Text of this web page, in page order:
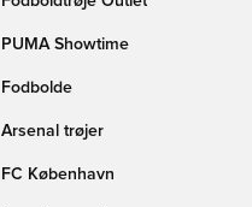
PUMA Showtime
Fodbolde
Arsenal trøjer
FC København